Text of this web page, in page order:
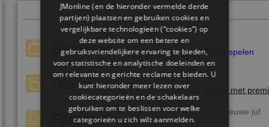
Beroepen
Dieren
Fantasie
Buitenspelen
Alleen met
Een nieuwe juf
JMonline (en de hieronder vermelde derde
partijen) plaatsen en gebruiken cookies en
vergelijkbare technologieën (“cookies”) op
deze website om een ​​betere en
gebruiksvriendelijkere ervaring te bieden,
voor statistische en analytische doeleinden en
om relevante en gerichte reclame te bieden. U
kunt hieronder meer lezen over
cookiecategorieën en de schakelaars
gebruiken om te beslissen voor welke
categorieën u zich wilt aanmelden.